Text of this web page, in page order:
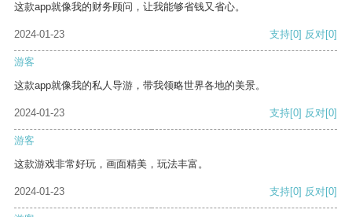
这款app就像我的财务顾问，让我能够省钱又省心。
2024-01-23 支持[0] 反对[0]
游客
这款app就像我的私人导游，带我领略世界各地的美景。
2024-01-23 支持[0] 反对[0]
游客
这款游戏非常好玩，画面精美，玩法丰富。
2024-01-23 支持[0] 反对[0]